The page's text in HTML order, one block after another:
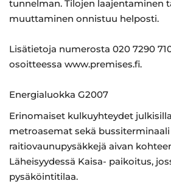
tunnelman. Tilojen laajentaminen
muuttaminen onnistuu helposti.
Lisätietoja numerosta 020 7290
osoitteessa www.premises.fi.
Energialuokka G2007
Erinomaiset kulkuyhteydet
metroasemat sekä bussiterminaali
raitiovaunupysäkkejä aivan
Läheisyydessä Kaisa- paikoitus,
pysäköintitilaa.